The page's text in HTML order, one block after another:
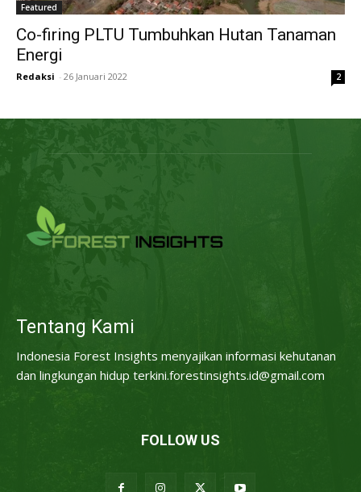
Featured
Co-firing PLTU Tumbuhkan Hutan Tanaman
Energi
Redaksi - 26 Januari 2022 2
Tentang Kami
Indonesia Forest Insights menyajikan informasi kehutanan
dan lingkungan hidup terkini.forestinsights.id@gmail.com
FOLLOW US